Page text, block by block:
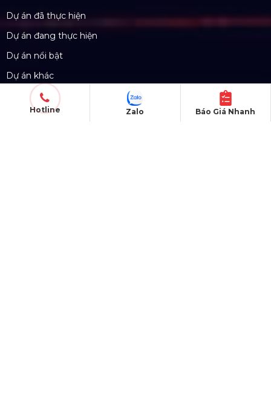
Dự án đã thực hiện
Dự án đang thực hiện
Dự án nổi bật
Dự án khác
Dự án đấu thầu
Hotline Báo Giá Nhanh
Zalo